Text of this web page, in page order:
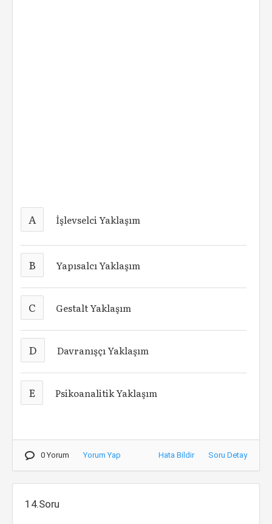
A İşlevselci Yaklaşım
B Yapısalcı Yaklaşım
C Gestalt Yaklaşım
D Davranışçı Yaklaşım
E Psikoanalitik Yaklaşım
0 Yorum Yorum Yap Hata Bildir Soru Detay
14.Soru